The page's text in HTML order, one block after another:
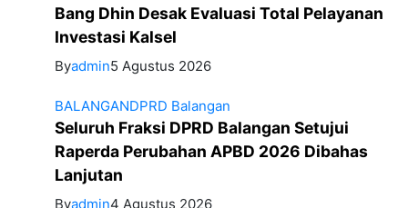
Bang Dhin Desak Evaluasi Total Pelayanan
Investasi Kalsel
Byadmin5 Agustus 2026
BALANGANDPRD Balangan
Seluruh Fraksi DPRD Balangan Setujui
Raperda Perubahan APBD 2026 Dibahas
Lanjutan
Byadmin4 Agustus 2026